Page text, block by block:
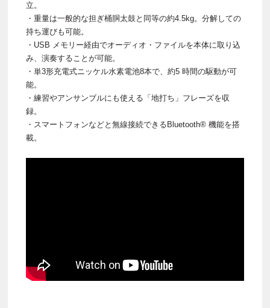
立。
・重量は一般的な担ぎ桶胴太鼓と同等の約4.5kg。分解しての
持ち運びも可能。
・USB メモリー経由でオーディオ・ファイルを本体に取り込
み、演奏することが可能。
・単3形充電式ニッケル水素電池8本で、約5 時間の駆動が可
能。
・練習やアンサンブルにも使える「地打ち」フレーズを収
録。
・スマートフォンなどと無線接続できるBluetooth® 機能を搭
載。